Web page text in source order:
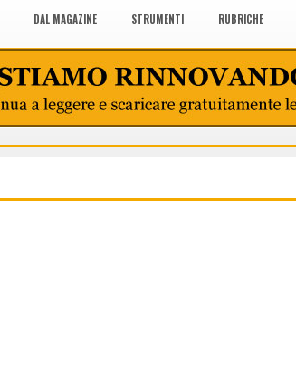
DAL MAGAZINE STRUMENTI RUBRICHE